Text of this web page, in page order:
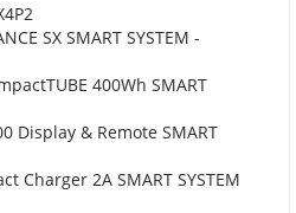
SX SMART SYSTEM -
400Wh SMART
Display & Remote SMART
Charger 2A SMART SYSTEM